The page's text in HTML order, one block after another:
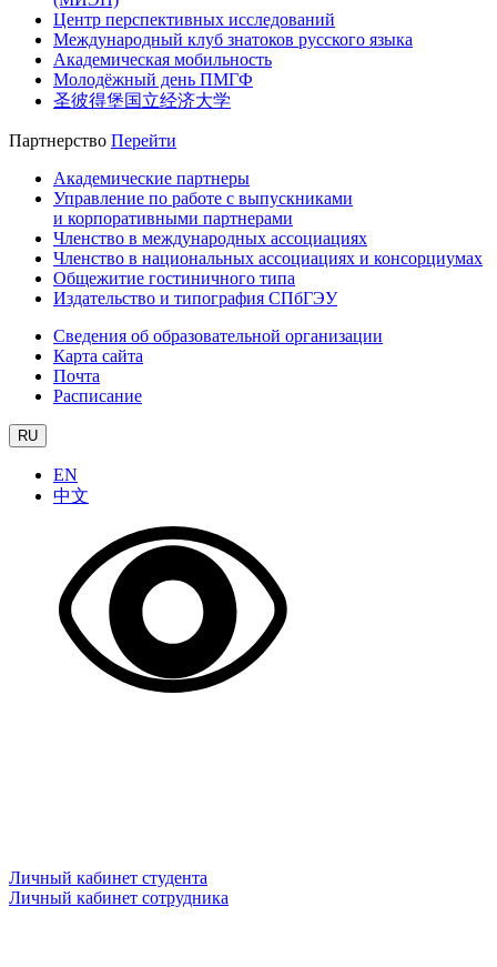
Центр перспективных исследований
Международный клуб знатоков русского языка
Академическая мобильность
Молодёжный день ПМГФ
圣彼得堡国立经济大学
Партнерство Перейти
Академические партнеры
Управление по работе с выпускниками
и корпоративными партнерами
Членство в международных ассоциациях
Членство в национальных ассоциациях и консорциумах
Общежитие гостиничного типа
Издательство и типография СПбГЭУ
Сведения об образовательной организации
Карта сайта
Почта
Расписание
RU
EN
中文
Личный кабинет студента
Личный кабинет сотрудника